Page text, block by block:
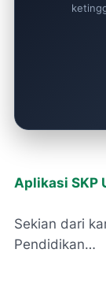
Aplikasi SKP
Sekian dari
Pendidikan…